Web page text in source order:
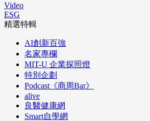
Video
ESG
精選特輯
AI創新百強
名家專欄
MIT-U 企業探照燈
特別企劃
Podcast《商周Bar》
alive
良醫健康網
Smart自學網